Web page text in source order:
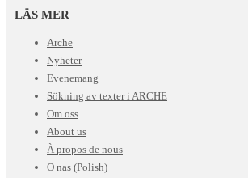
LÄS MER
Arche
Nyheter
Evenemang
Sökning av texter i ARCHE
Om oss
About us
À propos de nous
O nas (Polish)